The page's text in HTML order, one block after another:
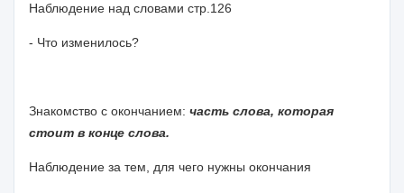
Наблюдение над словами стр.126
- Что изменилось?
Знакомство с окончанием: часть слова, которая
стоит в конце слова.
Наблюдение за тем, для чего нужны окончания